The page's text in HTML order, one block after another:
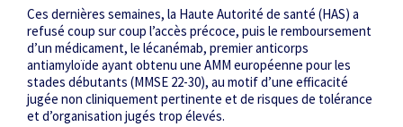
Ces dernières semaines, la Haute Autorité de santé (HAS) a
refusé coup sur coup l’accès précoce, puis le remboursement
d’un médicament, le lécanémab, premier anticorps
antiamyloïde ayant obtenu une AMM européenne pour les
stades débutants (MMSE 22-30), au motif d’une efficacité
jugée non cliniquement pertinente et de risques de tolérance
et d’organisation jugés trop élevés.